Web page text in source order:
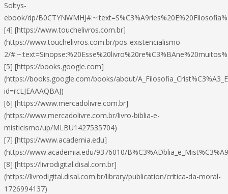
Soltys-
ebook/dp/
[4] [https://www.touchelivros.com.br]
(https://www.touchelivros.com.br/pos-existencialismo-
2/
[5] [https://books.google.com]
(https://books.google.com/books/about/
id=rcLJEAAAQBAJ)
[6] [https://www.mercadolivre.com.br]
(https://www.mercadolivre.com.br/livro-biblia-e-
misticismo/up/MLBU1427535704)
[7] [https://www.academia.edu]
(https://www.academia.edu/9376010/
[8] [https://livrodigital.disal.com.br]
(https://livrodigital.disal.com.br/library/publication/critica-da-moral-
1726994137)